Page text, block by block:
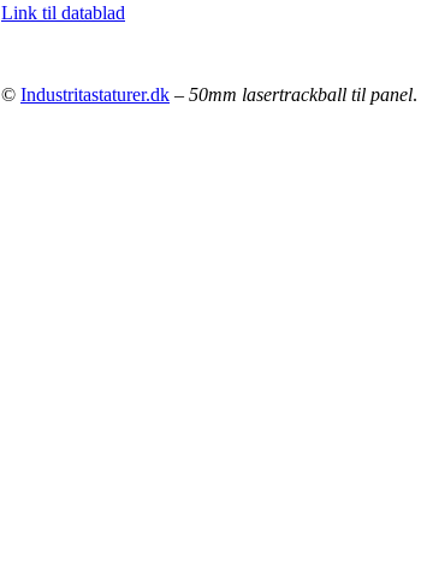
Link til datablad
© Industritastaturer.dk – 50mm lasertrackball til panel.